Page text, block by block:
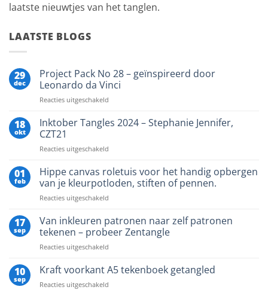
laatste nieuwtjes van het tanglen.
LAATSTE BLOGS
29
dec
Project Pack No 28 – geïnspireerd door
Leonardo da Vinci
Reacties uitgeschakeld
Pack
door
Leonardo
18
okt
Inktober Tangles 2024 – Stephanie Jennifer,
CZT21
Reacties uitgeschakeld
Tangles
2024
–
CZT21
01
feb
Hippe canvas roletuis voor het handig opbergen
van je kleurpotloden, stiften of pennen.
Reacties uitgeschakeld
canvas
roletuis
voor
opbergen
17
sep
Van inkleuren patronen naar zelf patronen
tekenen – probeer Zentangle
Reacties uitgeschakeld
inkleuren
10
sep
Kraft voorkant A5 tekenboek getangled
Reacties uitgeschakeld